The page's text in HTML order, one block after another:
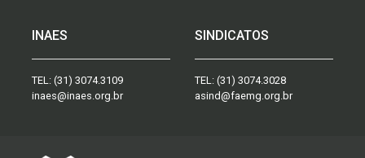
INAES
TEL: (31) 3074.3109
inaes@inaes.org.br
SINDICATOS
TEL: (31) 3074.3028
asind@faemg.org.br